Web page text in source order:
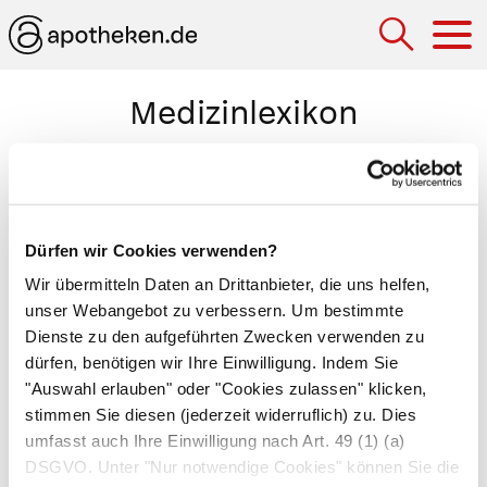
Dürfen wir Cookies verwenden?
Wir übermitteln Daten an Drittanbieter, die uns helfen,
unser Webangebot zu verbessern. Um bestimmte
Dienste zu den aufgeführten Zwecken verwenden zu
dürfen, benötigen wir Ihre Einwilligung. Indem Sie
"Auswahl erlauben" oder "Cookies zulassen" klicken,
stimmen Sie diesen (jederzeit widerruflich) zu. Dies
umfasst auch Ihre Einwilligung nach Art. 49 (1) (a)
DSGVO. Unter "Nur notwendige Cookies" können Sie die
Medizinlexikon
wenn der körpereigene Taktgeber (
ausfällt. Stand-by-Schrittmacher greifen nur
dann ein, wenn die Anzahl der Herzschläge pro
Minute (Herzfrequenz) gefährlich sinkt. Bleibt die
Herzfrequenz hingegen regelmäßig hoch, fällt
der elektrische Impuls des Stand-by-
Schrittmachers in die Refraktärzeit, in der das
Herz nicht erregbar ist, und ruft somit keine